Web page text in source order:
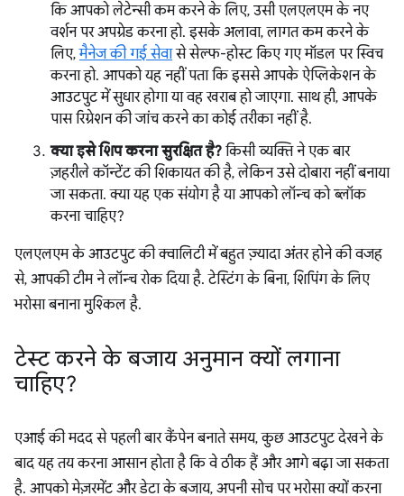
कि आपको लेटेन्सी कम करने के लिए, उसी एलएलएम के नए
वर्शन पर अपग्रेड करना हो. इसके अलावा, लागत कम करने के
लिए,मैनेज की गई सेवासे सेल्फ-होस्ट किए गए मॉडल पर स्विच
करना हो. आपको यह नहीं पता कि इससे आपके ऐप्लिकेशन के
आउटपुट में सुधार होगा या वह खराब हो जाएगा. साथ ही, आपके
पास रिग्रेशन की जांच करने का कोई तरीका नहीं है.
क्या इसे शिप करना सुरक्षित है? किसी व्यक्ति ने एक बार
ज़हरीले कॉन्टेंट की शिकायत की है, लेकिन उसे दोबारा नहीं बनाया
जा सकता. क्या यह एक संयोग है या आपको लॉन्च को ब्लॉक
करना चाहिए?
एलएलएम के आउटपुट की क्वालिटी में बहुत ज़्यादा अंतर होने की वजह
से, आपकी टीम ने लॉन्च रोक दिया है. टेस्टिंग के बिना, शिपिंग के लिए
भरोसा बनाना मुश्किल है.
टेस्ट करने के बजाय अनुमान क्यों लगाना
चाहिए?
एआई की मदद से पहली बार कैंपेन बनाते समय, कुछ आउटपुट देखने के
बाद यह तय करना आसान होता है कि वे ठीक हैं और आगे बढ़ा जा सकता
है. आपको मेज़रमेंट और डेटा के बजाय, अपनी सोच पर भरोसा क्यों करना